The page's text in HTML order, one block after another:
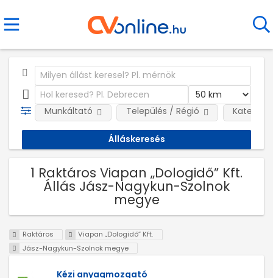
Munkáltató Település / Régió
1 Raktáros Viapan „Dologidő” Kft.
Állás Jász-Nagykun-Szolnok
megye
Raktáros
Viapan „Dologidő” Kft.
Jász-Nagykun-Szolnok megye
Kézi anyagmozgató